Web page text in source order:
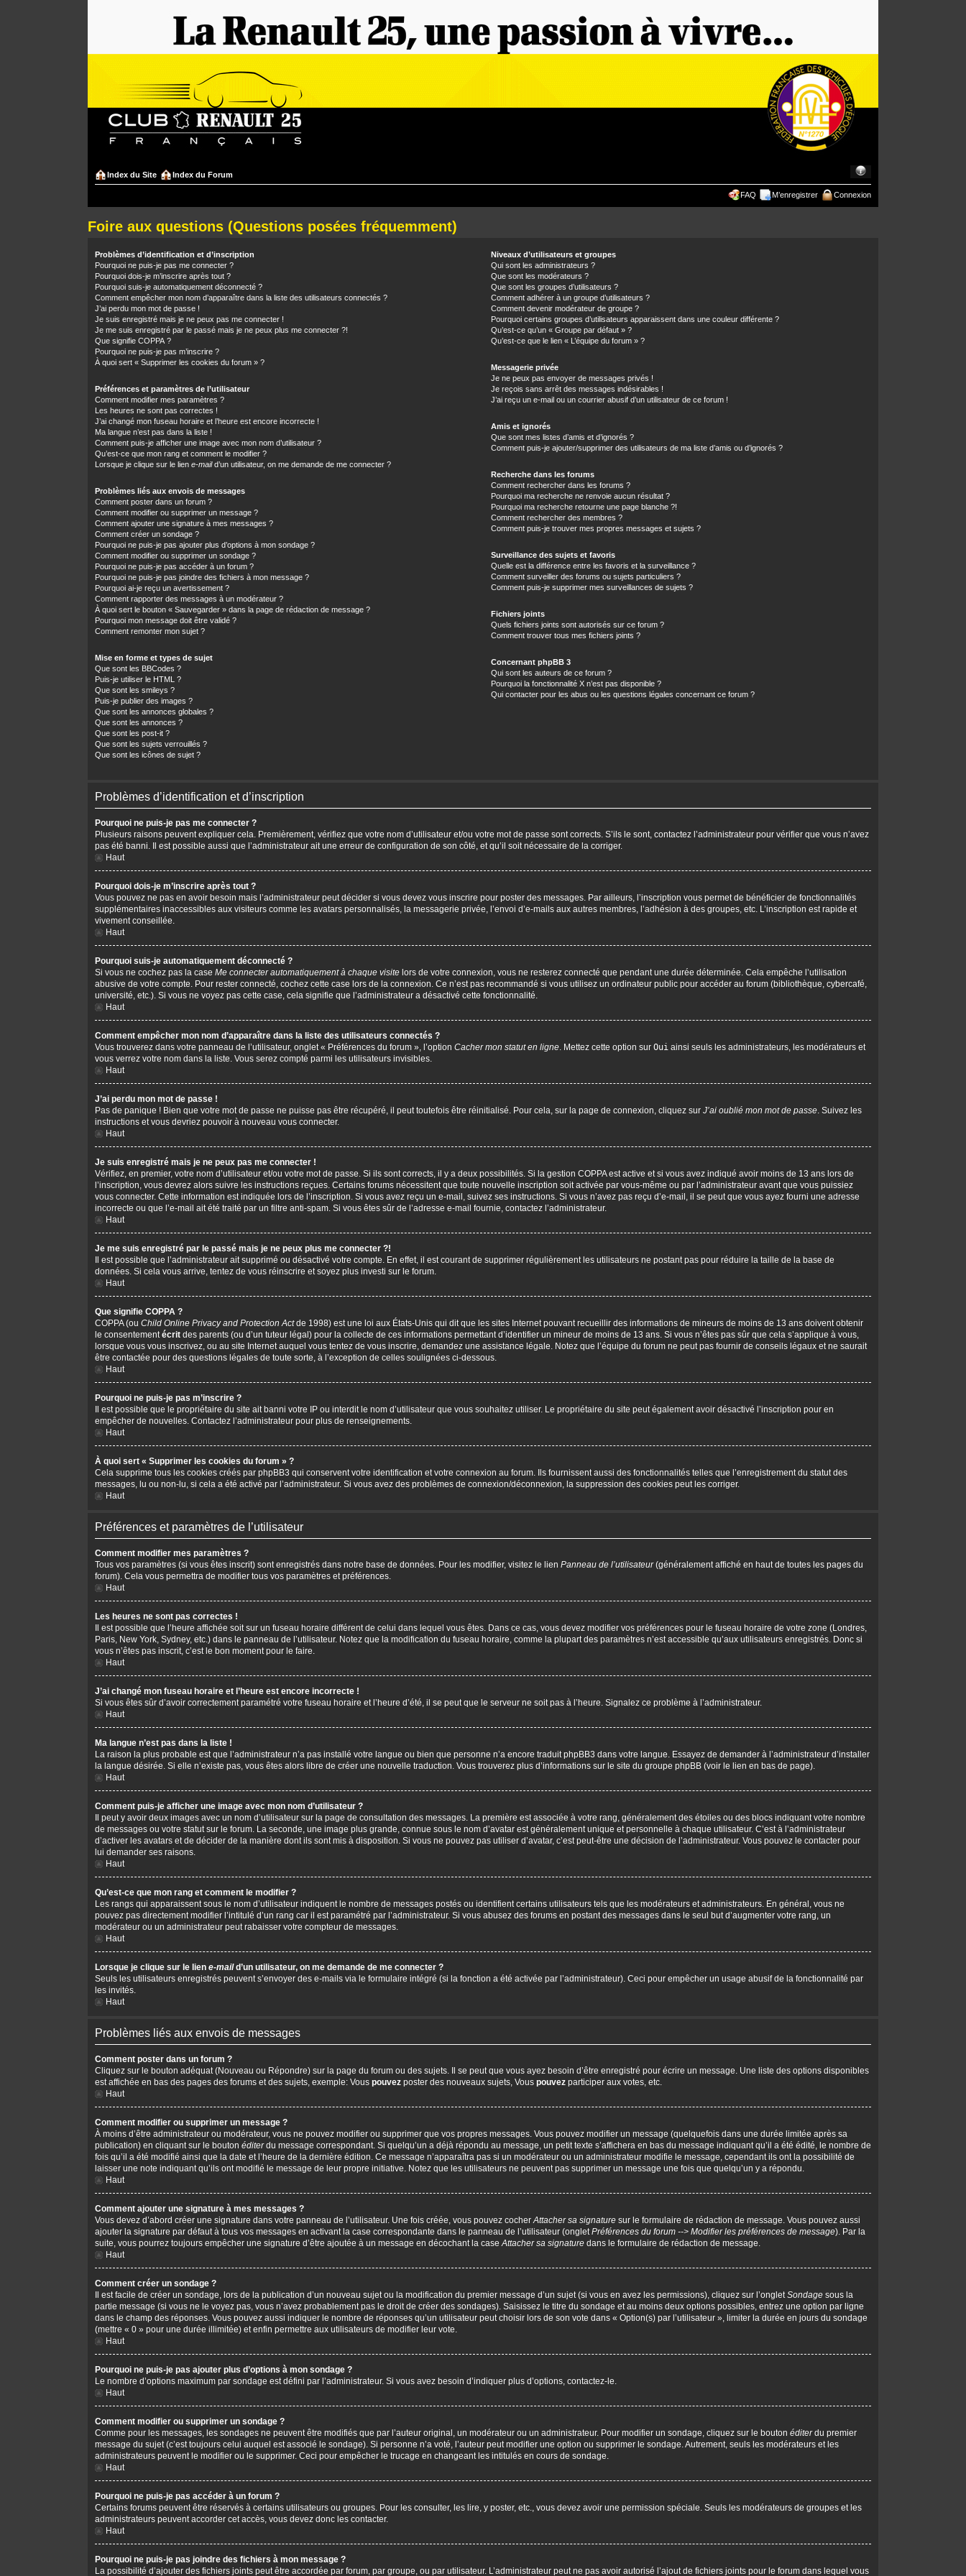
Index du Site Index du Forum
FAQ M’enregistrer Connexion
Foire aux questions (Questions posées fréquemment)
Problèmes d’identification et d’inscription
Pourquoi ne puis-je pas me connecter ?
Pourquoi dois-je m’inscrire après tout ?
Pourquoi suis-je automatiquement déconnecté ?
Comment empêcher mon nom d’apparaître dans la liste des utilisateurs connectés ?
J’ai perdu mon mot de passe !
Je suis enregistré mais je ne peux pas me connecter !
Je me suis enregistré par le passé mais je ne peux plus me connecter ?!
Que signifie COPPA ?
Pourquoi ne puis-je pas m’inscrire ?
À quoi sert « Supprimer les cookies du forum » ?
Préférences et paramètres de l’utilisateur
Comment modifier mes paramètres ?
Les heures ne sont pas correctes !
J’ai changé mon fuseau horaire et l’heure est encore incorrecte !
Ma langue n’est pas dans la liste !
Comment puis-je afficher une image avec mon nom d’utilisateur ?
Qu’est-ce que mon rang et comment le modifier ?
Lorsque je clique sur le lien e-maild’un utilisateur, on me demande de me connecter ?
Problèmes liés aux envois de messages
Comment poster dans un forum ?
Comment modifier ou supprimer un message ?
Comment ajouter une signature à mes messages ?
Comment créer un sondage ?
Pourquoi ne puis-je pas ajouter plus d’options à mon sondage ?
Comment modifier ou supprimer un sondage ?
Pourquoi ne puis-je pas accéder à un forum ?
Pourquoi ne puis-je pas joindre des fichiers à mon message ?
Pourquoi ai-je reçu un avertissement ?
Comment rapporter des messages à un modérateur ?
À quoi sert le bouton « Sauvegarder » dans la page de rédaction de message ?
Pourquoi mon message doit être validé ?
Comment remonter mon sujet ?
Mise en forme et types de sujet
Que sont les BBCodes ?
Puis-je utiliser le HTML ?
Que sont les smileys ?
Puis-je publier des images ?
Que sont les annonces globales ?
Que sont les annonces ?
Que sont les post-it ?
Que sont les sujets verrouillés ?
Que sont les icônes de sujet ?
Niveaux d’utilisateurs et groupes
Qui sont les administrateurs ?
Que sont les modérateurs ?
Que sont les groupes d’utilisateurs ?
Comment adhérer à un groupe d’utilisateurs ?
Comment devenir modérateur de groupe ?
Pourquoi certains groupes d’utilisateurs apparaissent dans une couleur différente ?
Qu’est-ce qu’un « Groupe par défaut » ?
Qu’est-ce que le lien « L’équipe du forum » ?
Messagerie privée
Je ne peux pas envoyer de messages privés !
Je reçois sans arrêt des messages indésirables !
J’ai reçu un e-mail ou un courrier abusif d’un utilisateur de ce forum !
Amis et ignorés
Que sont mes listes d’amis et d’ignorés ?
Comment puis-je ajouter/supprimer des utilisateurs de ma liste d’amis ou d’ignorés ?
Recherche dans les forums
Comment rechercher dans les forums ?
Pourquoi ma recherche ne renvoie aucun résultat ?
Pourquoi ma recherche retourne une page blanche ?!
Comment rechercher des membres ?
Comment puis-je trouver mes propres messages et sujets ?
Surveillance des sujets et favoris
Quelle est la différence entre les favoris et la surveillance ?
Comment surveiller des forums ou sujets particuliers ?
Comment puis-je supprimer mes surveillances de sujets ?
Fichiers joints
Quels fichiers joints sont autorisés sur ce forum ?
Comment trouver tous mes fichiers joints ?
Concernant phpBB 3
Qui sont les auteurs de ce forum ?
Pourquoi la fonctionnalité X n’est pas disponible ?
Qui contacter pour les abus ou les questions légales concernant ce forum ?
Problèmes d’identification et d’inscription
Pourquoi ne puis-je pas me connecter ?
Plusieurs raisons peuvent expliquer cela. Premièrement, vérifiez que votre nom d’utilisateur et/ou votre mot de passe sont corrects. S’ils le sont, contactez l’administrateur pour vérifier que vous n’avez
pas été banni. Il est possible aussi que l’administrateur ait une erreur de configuration de son côté, et qu’il soit nécessaire de la corriger.
Haut
Pourquoi dois-je m’inscrire après tout ?
Vous pouvez ne pas en avoir besoin mais l’administrateur peut décider si vous devez vous inscrire pour poster des messages. Par ailleurs, l’inscription vous permet de bénéficier de fonctionnalités
supplémentaires inaccessibles aux visiteurs comme les avatars personnalisés, la messagerie privée, l’envoi d’e-mails aux autres membres, l’adhésion à des groupes, etc. L’inscription est rapide et
vivement conseillée.
Haut
Pourquoi suis-je automatiquement déconnecté ?
Si vous ne cochez pas la case Me connecter automatiquement à chaque visite lors de votre connexion, vous ne resterez connecté que pendant une durée déterminée. Cela empêche l’utilisation
abusive de votre compte. Pour rester connecté, cochez cette case lors de la connexion. Ce n’est pas recommandé si vous utilisez un ordinateur public pour accéder au forum (bibliothèque, cybercafé,
université, etc.). Si vous ne voyez pas cette case, cela signifie que l’administrateur a désactivé cette fonctionnalité.
Haut
Comment empêcher mon nom d’apparaître dans la liste des utilisateurs connectés ?
Vous trouverez dans votre panneau de l’utilisateur, onglet « Préférences du forum », l’option Cacher mon statut en ligne. Mettez cette option sur Oui ainsi seuls les administrateurs, les modérateurs et
vous verrez votre nom dans la liste. Vous serez compté parmi les utilisateurs invisibles.
Haut
J’ai perdu mon mot de passe !
Pas de panique ! Bien que votre mot de passe ne puisse pas être récupéré, il peut toutefois être réinitialisé. Pour cela, sur la page de connexion, cliquez sur J’ai oublié mon mot de passe. Suivez les
instructions et vous devriez pouvoir à nouveau vous connecter.
Haut
Je suis enregistré mais je ne peux pas me connecter !
Vérifiez, en premier, votre nom d’utilisateur et/ou votre mot de passe. Si ils sont corrects, il y a deux possibilités. Si la gestion COPPA est active et si vous avez indiqué avoir moins de 13 ans lors de
l’inscription, vous devrez alors suivre les instructions reçues. Certains forums nécessitent que toute nouvelle inscription soit activée par vous-même ou par l’administrateur avant que vous puissiez
vous connecter. Cette information est indiquée lors de l’inscription. Si vous avez reçu un e-mail, suivez ses instructions. Si vous n’avez pas reçu d’e-mail, il se peut que vous ayez fourni une adresse
incorrecte ou que l’e-mail ait été traité par un filtre anti-spam. Si vous êtes sûr de l’adresse e-mail fournie, contactez l’administrateur.
Haut
Je me suis enregistré par le passé mais je ne peux plus me connecter ?!
Il est possible que l’administrateur ait supprimé ou désactivé votre compte. En effet, il est courant de supprimer régulièrement les utilisateurs ne postant pas pour réduire la taille de la base de
données. Si cela vous arrive, tentez de vous réinscrire et soyez plus investi sur le forum.
Haut
Que signifie COPPA ?
COPPA (ou Child Online Privacy and Protection Actde 1998) est une loi aux États-Unis qui dit que les sites Internet pouvant recueillir des informations de mineurs de moins de 13 ans doivent obtenir
le consentementécrit des parents (ou d’un tuteur légal) pour la collecte de ces informations permettant d’identifier un mineur de moins de 13 ans. Si vous n’êtes pas sûr que cela s’applique à vous,
lorsque vous vous inscrivez, ou au site Internet auquel vous tentez de vous inscrire, demandez une assistance légale. Notez que l’équipe du forum ne peut pas fournir de conseils légaux et ne saurait
être contactée pour des questions légales de toute sorte, à l’exception de celles soulignées ci-dessous.
Haut
Pourquoi ne puis-je pas m’inscrire ?
Il est possible que le propriétaire du site ait banni votre IP ou interdit le nom d’utilisateur que vous souhaitez utiliser. Le propriétaire du site peut également avoir désactivé l’inscription pour en
empêcher de nouvelles. Contactez l’administrateur pour plus de renseignements.
Haut
À quoi sert « Supprimer les cookies du forum » ?
Cela supprime tous les cookies créés par phpBB3 qui conservent votre identification et votre connexion au forum. Ils fournissent aussi des fonctionnalités telles que l’enregistrement du statut des
messages, lu ou non-lu, si cela a été activé par l’administrateur. Si vous avez des problèmes de connexion/déconnexion, la suppression des cookies peut les corriger.
Haut
Préférences et paramètres de l’utilisateur
Comment modifier mes paramètres ?
Tous vos paramètres (si vous êtes inscrit) sont enregistrés dans notre base de données. Pour les modifier, visitez le lien Panneau de l’utilisateur(généralement affiché en haut de toutes les pages du
forum). Cela vous permettra de modifier tous vos paramètres et préférences.
Haut
Les heures ne sont pas correctes !
Il est possible que l’heure affichée soit sur un fuseau horaire différent de celui dans lequel vous êtes. Dans ce cas, vous devez modifier vos préférences pour le fuseau horaire de votre zone (Londres,
Paris, New York, Sydney, etc.) dans le panneau de l’utilisateur. Notez que la modification du fuseau horaire, comme la plupart des paramètres n’est accessible qu’aux utilisateurs enregistrés. Donc si
vous n’êtes pas inscrit, c’est le bon moment pour le faire.
Haut
J’ai changé mon fuseau horaire et l’heure est encore incorrecte !
Si vous êtes sûr d’avoir correctement paramétré votre fuseau horaire et l’heure d’été, il se peut que le serveur ne soit pas à l’heure. Signalez ce problème à l’administrateur.
Haut
Ma langue n’est pas dans la liste !
La raison la plus probable est que l’administrateur n’a pas installé votre langue ou bien que personne n’a encore traduit phpBB3 dans votre langue. Essayez de demander à l’administrateur d’installer
la langue désirée. Si elle n’existe pas, vous êtes alors libre de créer une nouvelle traduction. Vous trouverez plus d’informations sur le site du groupe phpBB (voir le lien en bas de page).
Haut
Comment puis-je afficher une image avec mon nom d’utilisateur ?
Il peut y avoir deux images avec un nom d’utilisateur sur la page de consultation des messages. La première est associée à votre rang, généralement des étoiles ou des blocs indiquant votre nombre
de messages ou votre statut sur le forum. La seconde, une image plus grande, connue sous le nom d’avatar est généralement unique et personnelle à chaque utilisateur. C’est à l’administrateur
d’activer les avatars et de décider de la manière dont ils sont mis à disposition. Si vous ne pouvez pas utiliser d’avatar, c’est peut-être une décision de l’administrateur. Vous pouvez le contacter pour
lui demander ses raisons.
Haut
Qu’est-ce que mon rang et comment le modifier ?
Les rangs qui apparaissent sous le nom d’utilisateur indiquent le nombre de messages postés ou identifient certains utilisateurs tels que les modérateurs et administrateurs. En général, vous ne
pouvez pas directement modifier l’intitulé d’un rang car il est paramétré par l’administrateur. Si vous abusez des forums en postant des messages dans le seul but d’augmenter votre rang, un
modérateur ou un administrateur peut rabaisser votre compteur de messages.
Haut
Lorsque je clique sur le lien e-maild’un utilisateur, on me demande de me connecter ?
Seuls les utilisateurs enregistrés peuvent s’envoyer des e-mails via le formulaire intégré (si la fonction a été activée par l’administrateur). Ceci pour empêcher un usage abusif de la fonctionnalité par
les invités.
Haut
Problèmes liés aux envois de messages
Comment poster dans un forum ?
Cliquez sur le bouton adéquat (Nouveau ou Répondre) sur la page du forum ou des sujets. Il se peut que vous ayez besoin d’être enregistré pour écrire un message. Une liste des options disponibles
est affichée en bas des pages des forums et des sujets, exemple: Vous pouvez poster des nouveaux sujets, Vous pouvez participer aux votes, etc.
Haut
Comment modifier ou supprimer un message ?
À moins d’être administrateur ou modérateur, vous ne pouvez modifier ou supprimer que vos propres messages. Vous pouvez modifier un message (quelquefois dans une durée limitée après sa
publication) en cliquant sur le bouton éditerdu message correspondant. Si quelqu’un a déjà répondu au message, un petit texte s’affichera en bas du message indiquant qu’il a été édité, le nombre de
fois qu’il a été modifié ainsi que la date et l’heure de la dernière édition. Ce message n’apparaîtra pas si un modérateur ou un administrateur modifie le message, cependant ils ont la possibilité de
laisser une note indiquant qu’ils ont modifié le message de leur propre initiative. Notez que les utilisateurs ne peuvent pas supprimer un message une fois que quelqu’un y a répondu.
Haut
Comment ajouter une signature à mes messages ?
Vous devez d’abord créer une signature dans votre panneau de l’utilisateur. Une fois créée, vous pouvez cocherAttacher sa signature sur le formulaire de rédaction de message. Vous pouvez aussi
ajouter la signature par défaut à tous vos messages en activant la case correspondante dans le panneau de l’utilisateur (ongletPréférences du forum --> Modifier les préférences de message). Par la
suite, vous pourrez toujours empêcher une signature d’être ajoutée à un message en décochant la caseAttacher sa signature dans le formulaire de rédaction de message.
Haut
Comment créer un sondage ?
Il est facile de créer un sondage, lors de la publication d’un nouveau sujet ou la modification du premier message d’un sujet (si vous en avez les permissions), cliquez sur l’ongletSondage sous la
partie message (si vous ne le voyez pas, vous n’avez probablement pas le droit de créer des sondages). Saisissez le titre du sondage et au moins deux options possibles, entrez une option par ligne
dans le champ des réponses. Vous pouvez aussi indiquer le nombre de réponses qu’un utilisateur peut choisir lors de son vote dans « Option(s) par l’utilisateur », limiter la durée en jours du sondage
(mettre « 0 » pour une durée illimitée) et enfin permettre aux utilisateurs de modifier leur vote.
Haut
Pourquoi ne puis-je pas ajouter plus d’options à mon sondage ?
Le nombre d’options maximum par sondage est défini par l’administrateur. Si vous avez besoin d’indiquer plus d’options, contactez-le.
Haut
Comment modifier ou supprimer un sondage ?
Comme pour les messages, les sondages ne peuvent être modifiés que par l’auteur original, un modérateur ou un administrateur. Pour modifier un sondage, cliquez sur le bouton éditerdu premier
message du sujet (c’est toujours celui auquel est associé le sondage). Si personne n’a voté, l’auteur peut modifier une option ou supprimer le sondage. Autrement, seuls les modérateurs et les
administrateurs peuvent le modifier ou le supprimer. Ceci pour empêcher le trucage en changeant les intitulés en cours de sondage.
Haut
Pourquoi ne puis-je pas accéder à un forum ?
Certains forums peuvent être réservés à certains utilisateurs ou groupes. Pour les consulter, les lire, y poster, etc., vous devez avoir une permission spéciale. Seuls les modérateurs de groupes et les
administrateurs peuvent accorder cet accès, vous devez donc les contacter.
Haut
Pourquoi ne puis-je pas joindre des fichiers à mon message ?
La possibilité d’ajouter des fichiers joints peut être accordée par forum, par groupe, ou par utilisateur. L’administrateur peut ne pas avoir autorisé l’ajout de fichiers joints pour le forum dans lequel vous